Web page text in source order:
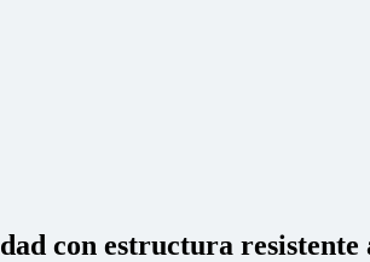
con estructura resistente